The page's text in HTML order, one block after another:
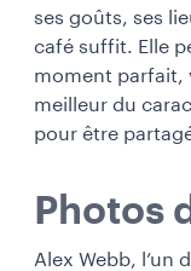
ses goûts, ses
café suffit. Elle
moment parfait,
meilleur du
pour être
Photos
Alex Webb, l’un